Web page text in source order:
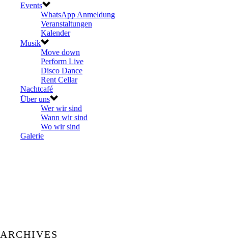
Events
WhatsApp Anmeldung
Veranstaltungen
Kalender
Musik
Move down
Perform Live
Disco Dance
Rent Cellar
Nachtcafé
Über uns
Wer wir sind
Wann wir sind
Wo wir sind
Galerie
ARCHIVES